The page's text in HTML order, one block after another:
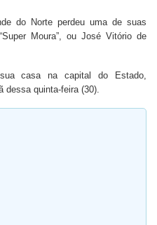
do Norte perdeu uma de suas
Moura”, ou José Vitório de
casa na capital do Estado,
dessa quinta-feira (30).